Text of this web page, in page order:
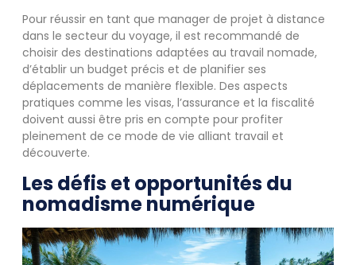
Pour réussir en tant que manager de projet à distance
dans le secteur du voyage, il est recommandé de
choisir des destinations adaptées au travail nomade,
d’établir un budget précis et de planifier ses
déplacements de manière flexible. Des aspects
pratiques comme les visas, l’assurance et la fiscalité
doivent aussi être pris en compte pour profiter
pleinement de ce mode de vie alliant travail et
découverte.
Les défis et opportunités du
nomadisme numérique